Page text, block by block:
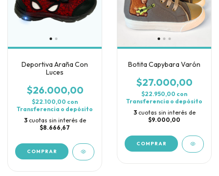
Deportiva Araña Con
Luces
$26.000,00
$22.100,00 con
Transferencia o depósito
3 cuotas sin interés de
$8.666,67
COMPRAR
Botita Capybara Varón
$27.000,00
$22.950,00 con
Transferencia o depósito
3 cuotas sin interés de
$9.000,00
COMPRAR